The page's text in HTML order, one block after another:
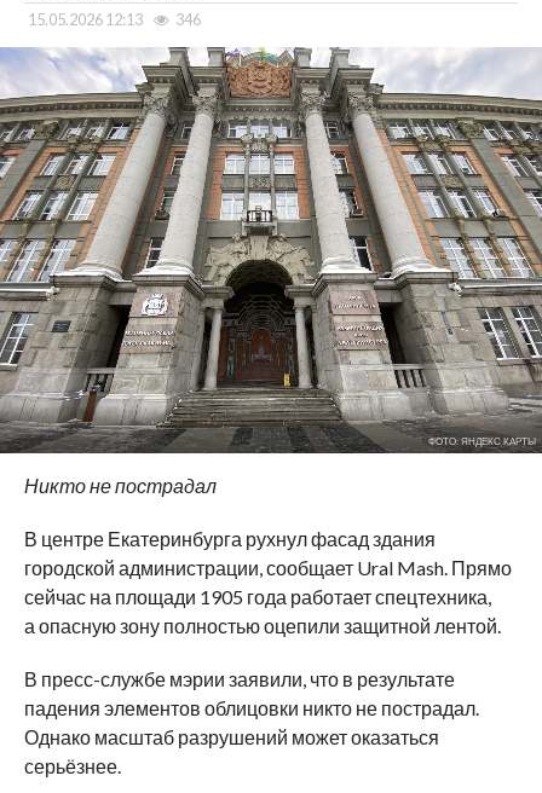
15.05.2026 12:13 346
ФОТО: ЯНДЕКС КАРТЫ
Никто не пострадал
В центре Екатеринбурга рухнул фасад здания
городской администрации, сообщает Ural Mash. Прямо
сейчас на площади 1905 года работает спецтехника,
а опасную зону полностью оцепили защитной лентой.
В пресс-службе мэрии заявили, что в результате
падения элементов облицовки никто не пострадал.
Однако масштаб разрушений может оказаться
серьёзнее.